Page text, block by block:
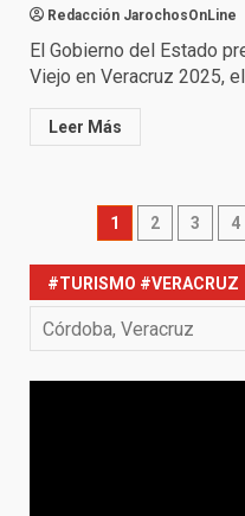
Redacción JarochosOnLine
El Gobierno del Estado
Viejo en Veracruz 2025,
Leer Más
de
entradas
1 2 3 4
#TURISMO #VERACRUZ